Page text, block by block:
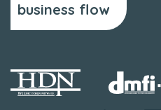
business flow